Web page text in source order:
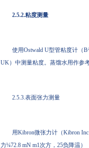
2.5.2.粘度测量
使用Ostwald U型管粘度计（
UK）中测量粘度。蒸馏水用作参考
2.5.3.表面张力测量
用Kibron微张力计（Kibron
力¼72.8 mN m1次方，25负降温）